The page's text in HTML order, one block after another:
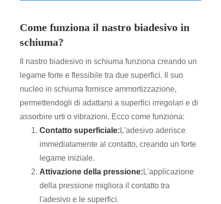
Come funziona il nastro biadesivo in
schiuma?
Il nastro biadesivo in schiuma funziona creando un
legame forte e flessibile tra due superfici. Il suo
nucleo in schiuma fornisce ammortizzazione,
permettendogli di adattarsi a superfici irregolari e di
assorbire urti o vibrazioni. Ecco come funziona:
Contatto superficiale: L'adesivo aderisce
immediatamente al contatto, creando un forte
legame iniziale.
Attivazione della pressione: L'applicazione
della pressione migliora il contatto tra
l'adesivo e le superfici.